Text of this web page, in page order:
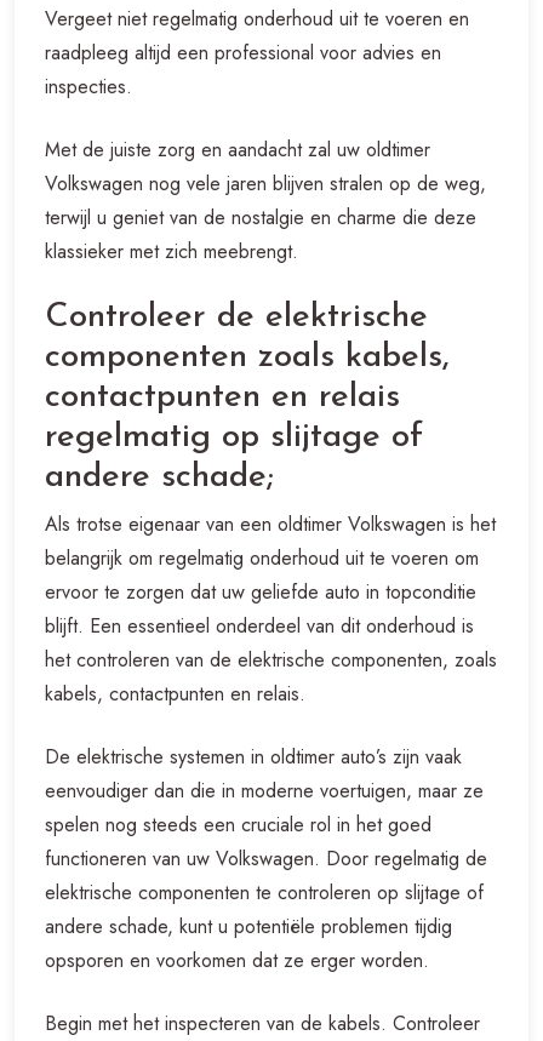
Vergeet niet regelmatig onderhoud uit te voeren en
raadpleeg altijd een professional voor advies en
inspecties.
Met de juiste zorg en aandacht zal uw oldtimer
Volkswagen nog vele jaren blijven stralen op de weg,
terwijl u geniet van de nostalgie en charme die deze
klassieker met zich meebrengt.
Controleer de elektrische
componenten zoals kabels,
contactpunten en relais
regelmatig op slijtage of
andere schade;
Als trotse eigenaar van een oldtimer Volkswagen is het
belangrijk om regelmatig onderhoud uit te voeren om
ervoor te zorgen dat uw geliefde auto in topconditie
blijft. Een essentieel onderdeel van dit onderhoud is
het controleren van de elektrische componenten, zoals
kabels, contactpunten en relais.
De elektrische systemen in oldtimer auto’s zijn vaak
eenvoudiger dan die in moderne voertuigen, maar ze
spelen nog steeds een cruciale rol in het goed
functioneren van uw Volkswagen. Door regelmatig de
elektrische componenten te controleren op slijtage of
andere schade, kunt u potentiële problemen tijdig
opsporen en voorkomen dat ze erger worden.
Begin met het inspecteren van de kabels. Controleer